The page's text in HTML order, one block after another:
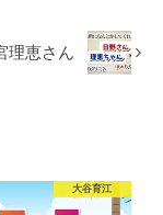
理恵さん
大谷育江